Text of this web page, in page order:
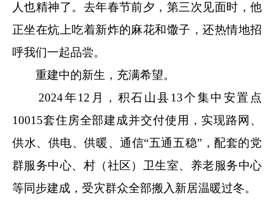
人也精神了。去年春节前夕，第三次见面时，他
正坐在炕上吃着新炸的麻花和馓子，还热情地招
呼我们一起品尝。
重建中的新生，充满希望。
2024年12月，积石山县13个集中安置点
10015套住房全部建成并交付使用，实现路网、
供水、供电、供暖、通信“五通五稳”，配套的党
群服务中心、村（社区）卫生室、养老服务中心
等同步建成，受灾群众全部搬入新居温暖过冬。